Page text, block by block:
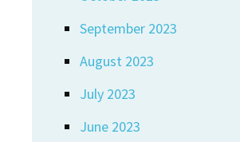
September 2023
August 2023
July 2023
June 2023